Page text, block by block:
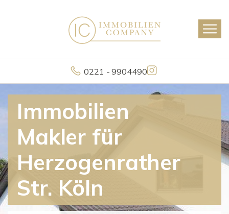
0221 - 9904490
Immobilien
Makler für
Herzogenrather
Str. Köln